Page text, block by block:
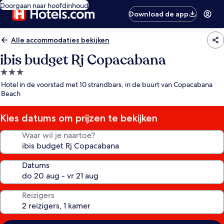
Doorgaan naar hoofdinhoud
Download de app
Alle accommodaties bekijken
ibis budget Rj Copacabana
3.0-
sterrenaccommodatie
Hotel in de voorstad met 10 strandbars, in de buurt van Copacabana
Beach
Kies datums om prijzen te bekijken
Waar wil je naartoe?
Datums
Reizigers